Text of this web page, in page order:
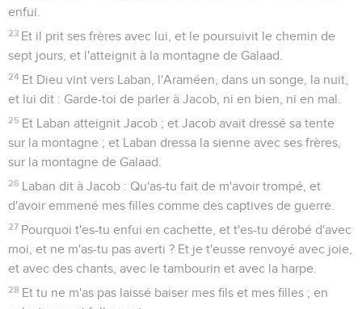
enfui.
23 Et il prit ses frères avec lui, et le poursuivit le chemin de
sept jours, et l'atteignit à la montagne de Galaad.
24 Et Dieu vint vers Laban, l'Araméen, dans un songe, la nuit,
et lui dit : Garde-toi de parler à Jacob, ni en bien, ni en mal.
25 Et Laban atteignit Jacob ; et Jacob avait dressé sa tente
sur la montagne ; et Laban dressa la sienne avec ses frères,
sur la montagne de Galaad.
26 Laban dit à Jacob : Qu'as-tu fait de m'avoir trompé, et
d'avoir emmené mes filles comme des captives de guerre.
27 Pourquoi t'es-tu enfui en cachette, et t'es-tu dérobé d'avec
moi, et ne m'as-tu pas averti ? Et je t'eusse renvoyé avec joie,
et avec des chants, avec le tambourin et avec la harpe.
28 Et tu ne m'as pas laissé baiser mes fils et mes filles ; en